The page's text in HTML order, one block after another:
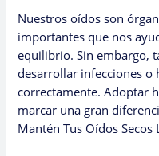
Nuestros oídos son
importantes que nos
equilibrio. Sin embargo,
desarrollar infecciones o
correctamente. Adoptar
marcar una gran
Mantén Tus Oídos